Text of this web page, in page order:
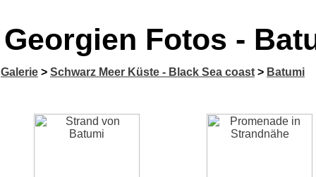
Georgien Fotos -
Galerie > Schwarz Meer Küste - Black Sea coast > Batumi